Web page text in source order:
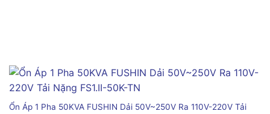
Ổn Áp 1 Pha 50KVA FUSHIN Dải 50V~250V Ra 110V-220V Tải